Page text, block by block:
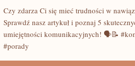
Czy zdarza Ci się mieć trudności w
Sprawdź nasz artykuł i poznaj 5
umiejętności komunikacyjnych! 🗣️📝
#porady